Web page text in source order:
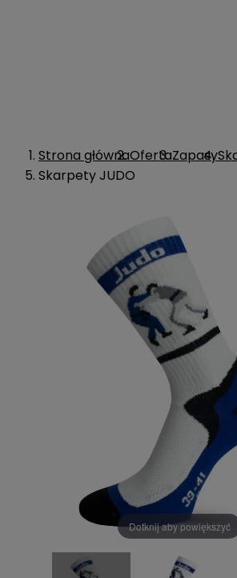
Strona głównaOfertaZapasy
Skarpety JUDO
Dotknij aby powiększyć